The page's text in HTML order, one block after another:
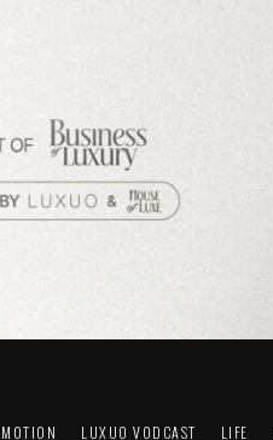
LUXUO VODCAST LIFE